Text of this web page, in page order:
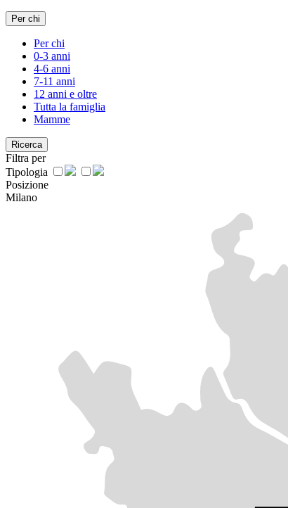
Per chi
Per chi
0-3 anni
4-6 anni
7-11 anni
12 anni e oltre
Tutta la famiglia
Mamme
Ricerca
Filtra per
Tipologia
Posizione
Milano